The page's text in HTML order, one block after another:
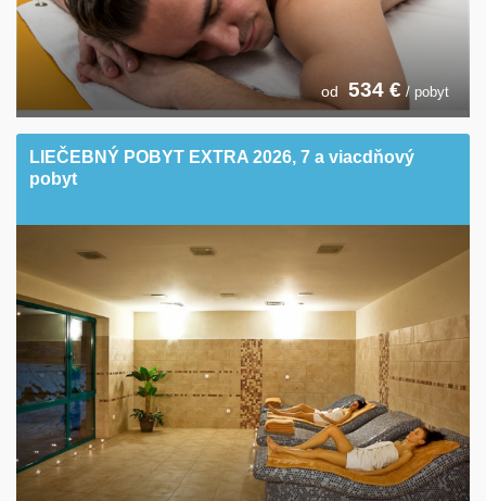
od 534 € / pobyt
LIEČEBNÝ POBYT EXTRA 2026, 7 a viacdňový
pobyt